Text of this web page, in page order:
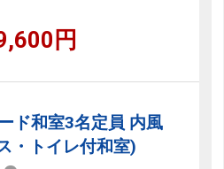
円
ド和室3名定員 内風
・トイレ付和室)